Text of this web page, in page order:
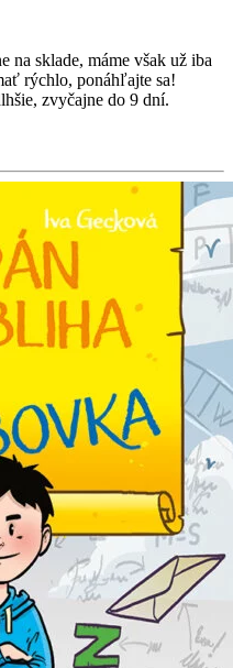
na sklade, máme však už iba
rýchlo, ponáhľajte sa!
zvyčajne do 9 dní.